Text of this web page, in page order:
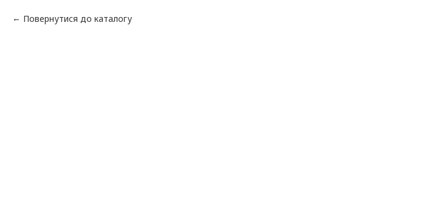
Повернутися до каталогу